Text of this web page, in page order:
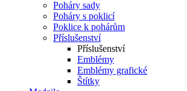
Poháry sady
Poháry s poklicí
Poklice k pohárům
Příslušenství
Příslušenství
Emblémy
Emblémy grafické
Štítky